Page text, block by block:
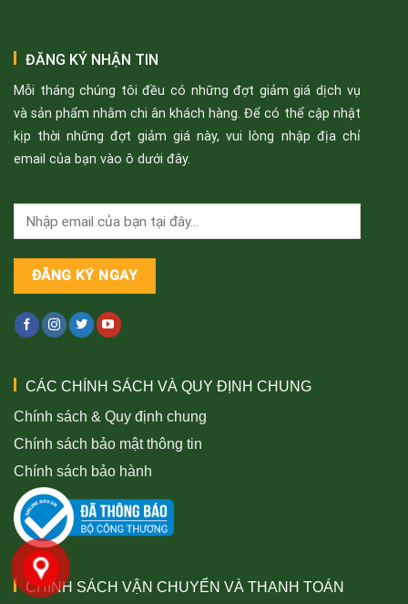
ĐĂNG KÝ NHẬN TIN
Mỗi tháng chúng tôi đều có những đợt giảm giá dịch vụ
và sản phẩm nhằm chi ân khách hàng. Để có thể cập nhật
kịp thời những đợt giảm giá này, vui lòng nhập địa chỉ
email của bạn vào ô dưới đây.
CÁC CHÍNH SÁCH VÀ QUY ĐỊNH CHUNG
Chính sách & Quy định chung
Chính sách bảo mật thông tin
Chính sách bảo hành
CHÍNH SÁCH VẬN CHUYỂN VÀ THANH TOÁN